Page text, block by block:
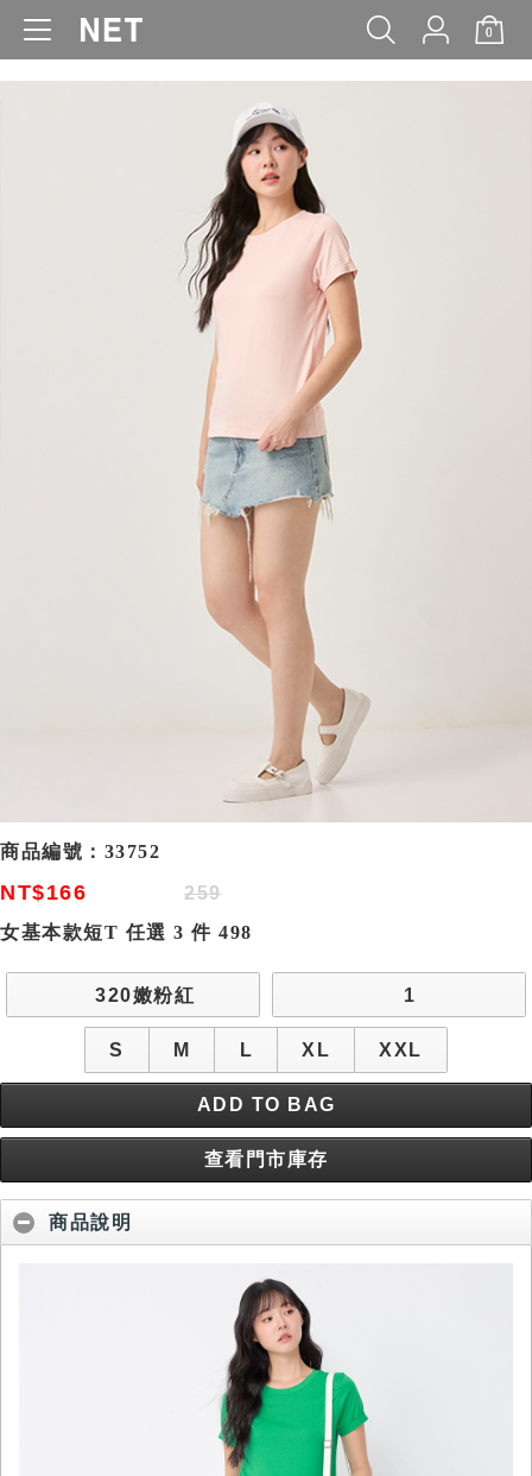
0
WOMEN MEN KIDS BABY
商品編號： 33752
NT$166
259
女基本款短T 任選 3 件 498
320嫩粉紅 1
S M L XL XXL
ADD TO BAG
查看門市庫存
商品說明
click to expand contents